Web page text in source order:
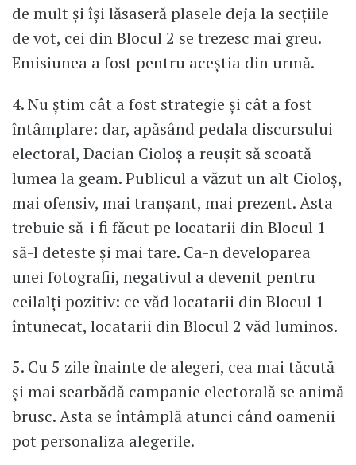
de mult și își lăsaseră plasele deja la secțiile
de vot, cei din Blocul 2 se trezesc mai greu.
Emisiunea a fost pentru aceștia din urmă.
4. Nu știm cât a fost strategie și cât a fost
întâmplare: dar, apăsând pedala discursului
electoral, Dacian Cioloș a reușit să scoată
lumea la geam. Publicul a văzut un alt Cioloș,
mai ofensiv, mai tranșant, mai prezent. Asta
trebuie să-i fi făcut pe locatarii din Blocul 1
să-l deteste și mai tare. Ca-n developarea
unei fotografii, negativul a devenit pentru
ceilalți pozitiv: ce văd locatarii din Blocul 1
întunecat, locatarii din Blocul 2 văd luminos.
5. Cu 5 zile înainte de alegeri, cea mai tăcută
și mai searbădă campanie electorală se animă
brusc. Asta se întâmplă atunci când oamenii
pot personaliza alegerile.